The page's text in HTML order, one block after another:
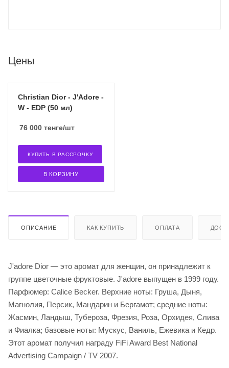
Цены
Christian Dior - J'Adore -
W - EDP (50 мл)
76 000 тенге/шт
В КОРЗИНУ
КУПИТЬ В РАССРОЧКУ
ОПИСАНИЕ КАК КУПИТЬ ОПЛАТА
J'adore Dior — это аромат для женщин, он принадлежит к
группе цветочные фруктовые. J'adore выпущен в 1999 году.
Парфюмер: Calice Becker. Верхние ноты: Груша, Дыня,
Магнолия, Персик, Мандарин и Бергамот; средние ноты:
Жасмин, Ландыш, Тубероза, Фрезия, Роза, Орхидея, Слива
и Фиалка; базовые ноты: Мускус, Ваниль, Ежевика и Кедр.
Этот аромат получил награду FiFi Award Best National
Advertising Campaign / TV 2007.